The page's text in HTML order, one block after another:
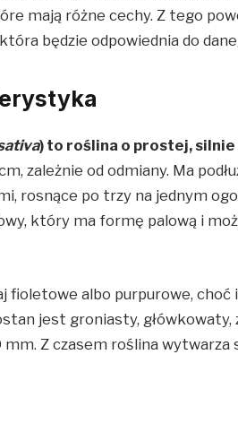
mają różne cechy. Z tego
będzie odpowiednia do
) to roślina o prostej,
zależnie od odmiany. Ma
rosnące po trzy na jednym
który ma formę palową i
fioletowe albo purpurowe,
jest groniasty, główkowaty,
Z czasem roślina